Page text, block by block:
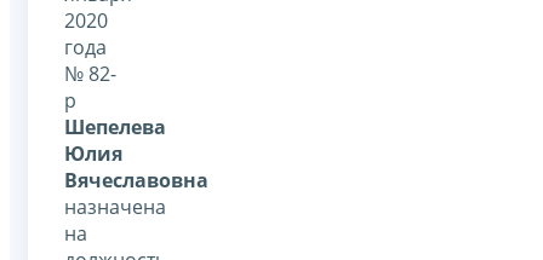
2020
года
№ 82-
р
Шепелева
Юлия
Вячеславовна
назначена
на